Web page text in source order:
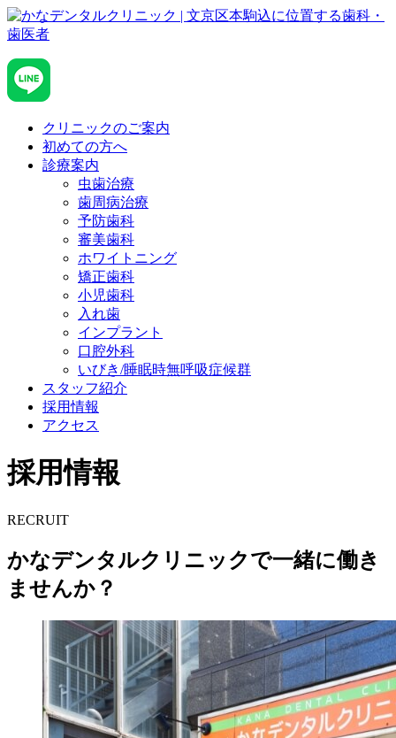
クリニックのご案内
初めての方へ
診療案内
虫歯治療
歯周病治療
予防歯科
審美歯科
ホワイトニング
矯正歯科
小児歯科
入れ歯
インプラント
口腔外科
いびき/睡眠時無呼吸症候群
スタッフ紹介
採用情報
アクセス
採用情報
RECRUIT
かなデンタルクリニックで一緒に働き
ませんか？